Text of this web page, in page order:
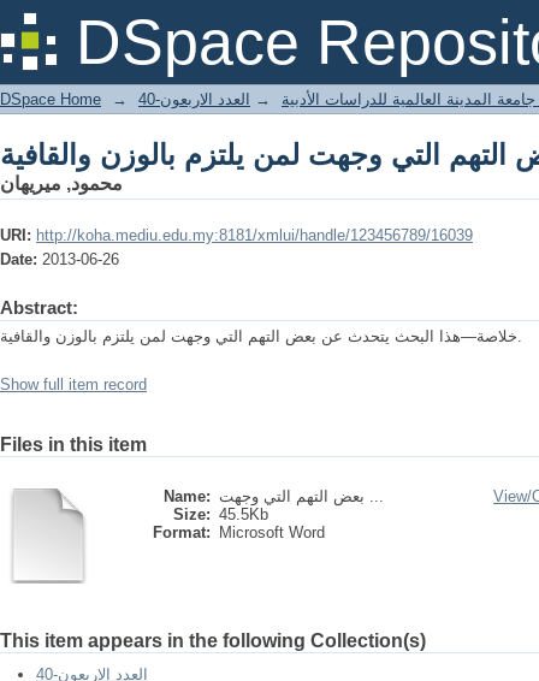
DSpace
DSpace Home → المدينة العالمية للدراسات الأدبية → العدد الاربعون-40
محمود, ميريهان
URI: http://koha.mediu.edu.my:8181/xmlui/handle/123456789/16039
Date: 2013-06-26
Abstract:
خلاصة—هذا البحث يتحدث عن بعض التهم التي وجهت لمن يلتزم بالوزن والقافية.
Show full item record
Files in this item
Name:
بعض التهم التي وجهت ...
Size: 45.5Kb
Format:
Microsoft Word
View/
This item appears in the following Collection(s)
العدد الاربعون-40